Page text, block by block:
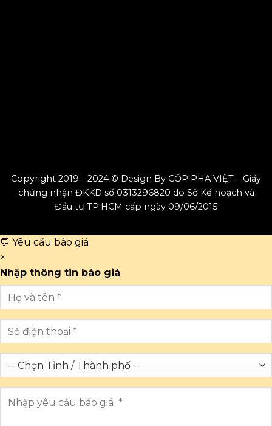
Copyright 2019 - 2024 © Design By CỐP PHA VIỆT – Giấy
chứng nhận ĐKKD số 0313296820 do Sở Kế hoạch và
Đầu tư TP.HCM cấp ngày 09/06/2015
💬 Yêu cầu báo giá
×
Nhập thông tin báo giá